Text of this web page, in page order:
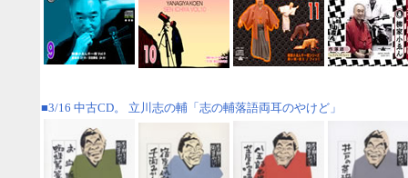
■3/16 中古CD。 立川志の輔「志の輔落語両耳のやけど」